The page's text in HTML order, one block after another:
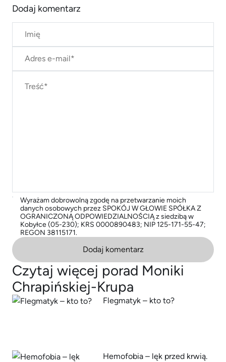
Dodaj komentarz
Wyrażam dobrowolną zgodę na przetwarzanie moich
danych osobowych przez SPOKÓJ W GŁOWIE SPÓŁKA Z
OGRANICZONĄ ODPOWIEDZIALNOŚCIĄ z siedzibą w
Kobyłce (05-230); KRS 0000890483; NIP 125-171-55-47;
REGON 38115171.
Dodaj komentarz
Czytaj więcej porad Moniki
Chrapińskiej-Krupa
Flegmatyk – kto to?
Hemofobia – lęk przed krwią.